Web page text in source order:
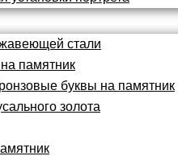
стали
памятник
буквы на памятник
золота